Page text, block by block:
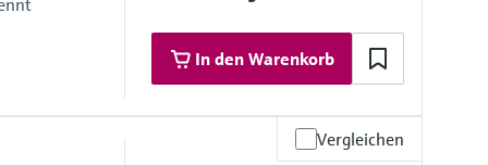
In den Warenkorb
Vergleichen